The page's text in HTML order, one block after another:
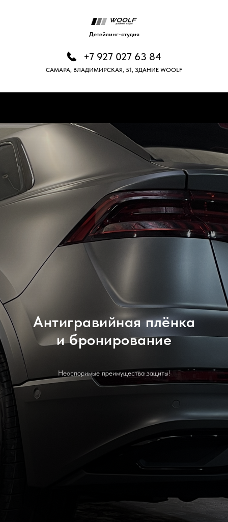
Детейлинг-студия
+7 927 027 63 84
САМАРА, ВЛАДИМИРСКАЯ, 51, ЗДАНИЕ WOOLF
Антигравийная плёнка
и бронирование
Неоспоримые преимущества защиты!